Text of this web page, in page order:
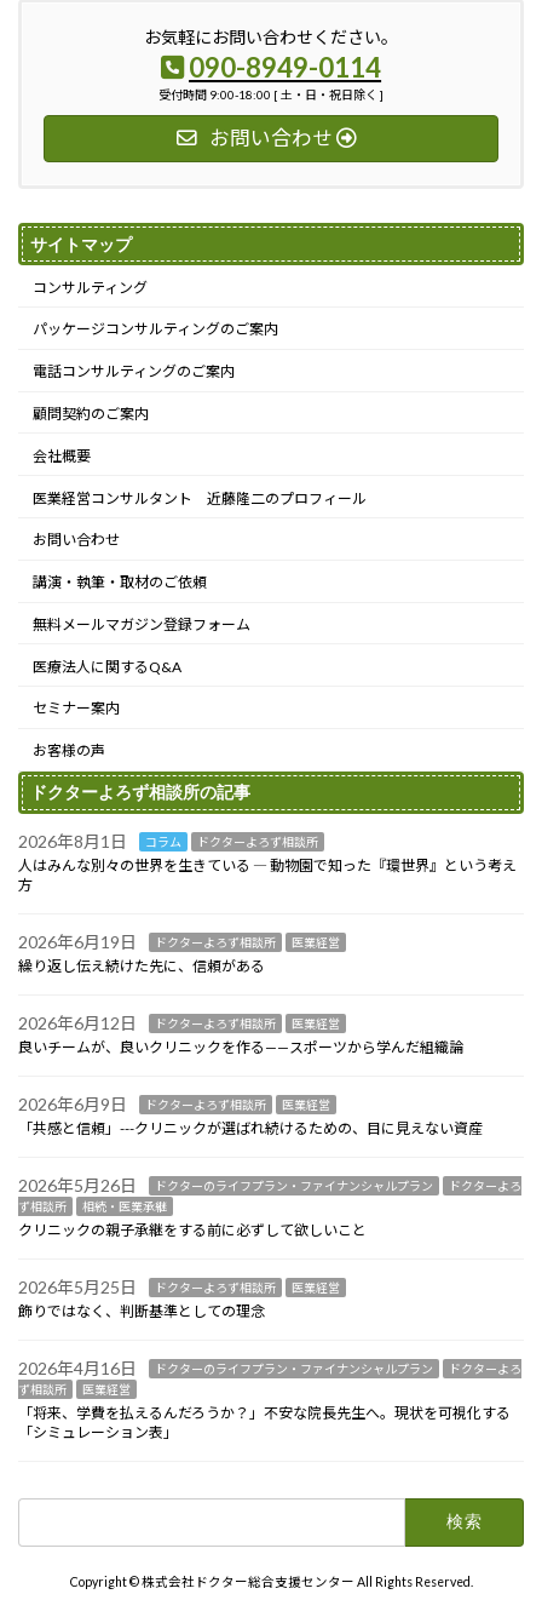
お気軽にお問い合わせください。
090-8949-0114
受付時間 9:00-18:00 [ 土・日・祝日除く ]
お問い合わせ
サイトマップ
コンサルティング
パッケージコンサルティングのご案内
電話コンサルティングのご案内
顧問契約のご案内
会社概要
医業経営コンサルタント 近藤隆二のプロフィール
お問い合わせ
講演・執筆・取材のご依頼
無料メールマガジン登録フォーム
医療法人に関するQ&A
セミナー案内
お客様の声
ドクターよろず相談所の記事
2026年8月1日 コラム ドクターよろず相談所
人はみんな別々の世界を生きている ― 動物園で知った『環世界』という考え
方
2026年6月19日 ドクターよろず相談所 医業経営
繰り返し伝え続けた先に、信頼がある
2026年6月12日 ドクターよろず相談所 医業経営
良いチームが、良いクリニックを作る——スポーツから学んだ組織論
2026年6月9日 ドクターよろず相談所 医業経営
「共感と信頼」---クリニックが選ばれ続けるための、目に見えない資産
2026年5月26日 ドクターのライフプラン・ファイナンシャルプラン
ドクターよろ
ず相談所
相続・医業承継
クリニックの親子承継をする前に必ずして欲しいこと
2026年5月25日 ドクターよろず相談所 医業経営
飾りではなく、判断基準としての理念
2026年4月16日 ドクターのライフプラン・ファイナンシャルプラン
ドクターよろ
ず相談所
医業経営
「将来、学費を払えるんだろうか？」不安な院長先生へ。現状を可視化する
「シミュレーション表」
Copyright © 株式会社ドクター総合支援センター All Rights Reserved.